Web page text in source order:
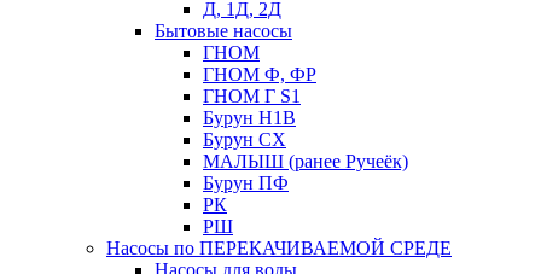
Д, 1Д, 2Д
Бытовые насосы
ГНОМ
ГНОМ Ф, ФР
ГНОМ Г S1
Бурун Н1В
Бурун СХ
МАЛЫШ (ранее Ручеёк)
Бурун ПФ
РК
РШ
Насосы по ПЕРЕКАЧИВАЕМОЙ СРЕДЕ
Насосы для воды